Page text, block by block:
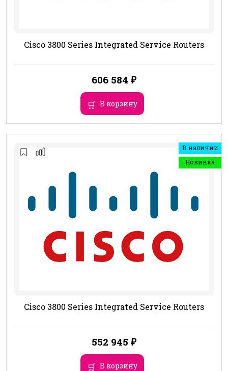
Cisco 3800 Series Integrated Service Routers
606 584 ₽
В корзину
В наличии
Новинка
Cisco 3800 Series Integrated Service Routers
552 945 ₽
В корзину